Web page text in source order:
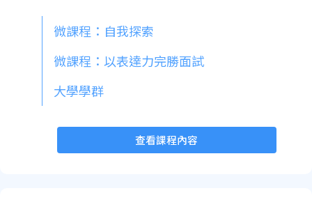
微課程：自我探索
微課程：以表達力完勝面試
大學學群
查看課程內容